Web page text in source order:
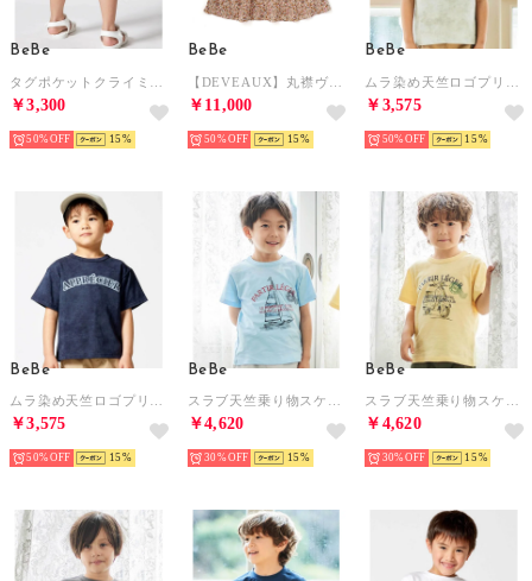
BeBe
￥3,300
50% 15
BeBe
￥11,000
50% 15
BeBe
￥3,575
50% 15
BeBe
￥3,575
50% 15
BeBe
￥4,620
30% 15
BeBe
￥4,620
30% 15